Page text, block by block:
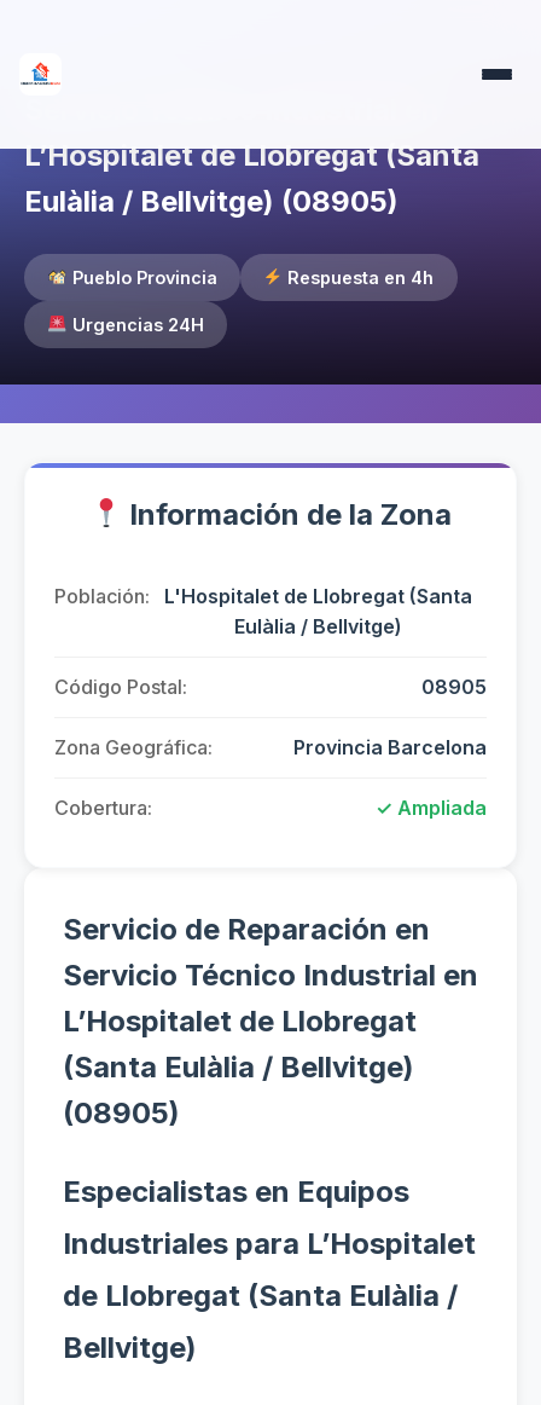
L’Hospitalet de Llobregat (Santa
Eulàlia / Bellvitge) (08905)
Pueblo Provincia Respuesta en 4h
Urgencias 24H
Información de la Zona
Población:
L'Hospitalet de Llobregat (Santa
Eulàlia / Bellvitge)
Código Postal: 08905
Zona Geográfica: Provincia Barcelona
Cobertura: ✓ Ampliada
Servicio de Reparación en
Servicio Técnico Industrial en
L’Hospitalet de Llobregat
(Santa Eulàlia / Bellvitge)
(08905)
Especialistas en Equipos
Industriales para L’Hospitalet
de Llobregat (Santa Eulàlia /
Bellvitge)